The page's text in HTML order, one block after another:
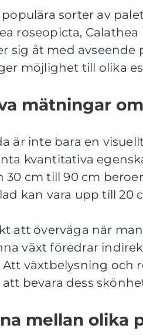
sorter av
roseopicta,
sig åt med
möjlighet till olika
mätningar
är inte bara en
kvantitativa
30 cm till 90 cm
kan vara upp till 20
att överväga när
växt föredrar
Att växtbelysning och
bevara dess
mellan olika